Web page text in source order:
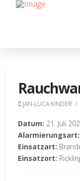
JAN-LUCA KINDER
Datum: 21. Juli
Alarmierungsart:
Einsatzart:
Einsatzort: